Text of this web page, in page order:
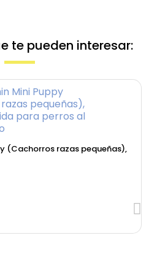
te pueden interesar:
rápida
(Cachorros razas pequeñas),